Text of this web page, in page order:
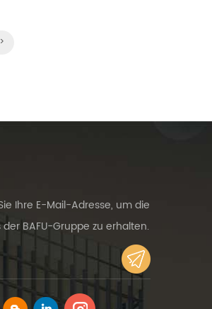
Ihre E-Mail-Adresse, um die
BAFU-Gruppe zu erhalten.